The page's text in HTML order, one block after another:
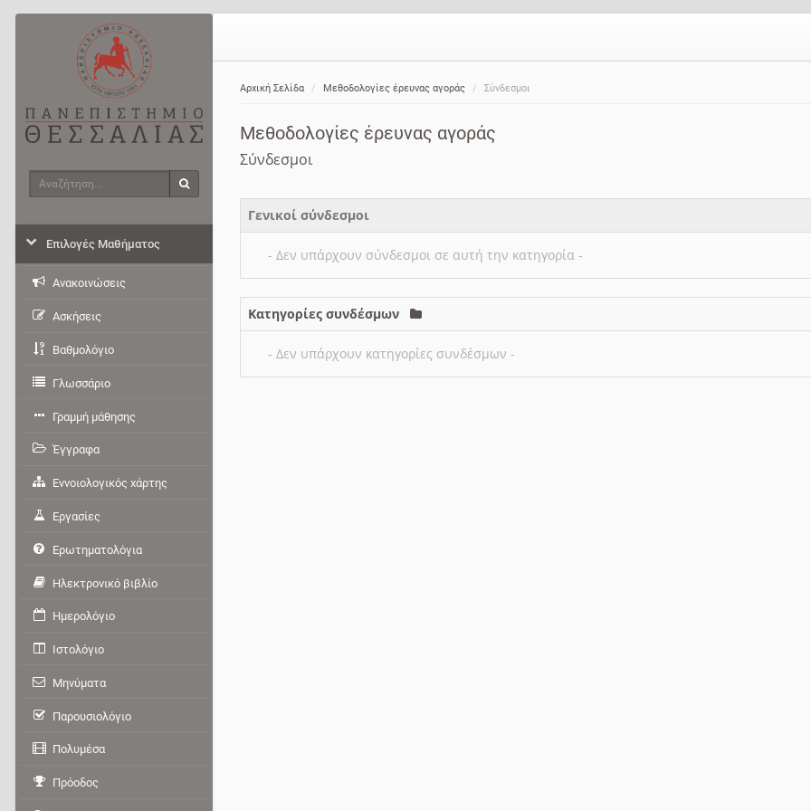
Αρχική Σελίδα Μεθοδολογίες έρευνας αγοράς Σύνδεσμοι
Μεθοδολογίες έρευνας αγοράς
Σύνδεσμοι
Γενικοί σύνδεσμοι
- Δεν υπάρχουν σύνδεσμοι σε αυτή την κατηγορία -
Κατηγορίες συνδέσμων
- Δεν υπάρχουν κατηγορίες συνδέσμων -
Αναζήτηση
Επιλογές Μαθήματος
Ανακοινώσεις
Ασκήσεις
Βαθμολόγιο
Γλωσσάριο
Γραμμή μάθησης
Έγγραφα
Εννοιολογικός χάρτης
Εργασίες
Ερωτηματολόγια
Ηλεκτρονικό βιβλίο
Ημερολόγιο
Ιστολόγιο
Μηνύματα
Παρουσιολόγιο
Πολυμέσα
Πρόοδος